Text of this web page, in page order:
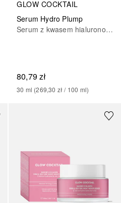
GLOW COCKTAIL
Serum Hydro Plump
Serum z kwasem hialuronowym
80,79 zł
30 ml (269,30 zł / 100 ml)